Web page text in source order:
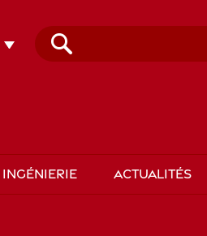
INGÉNIERIE ACTUALITÉS